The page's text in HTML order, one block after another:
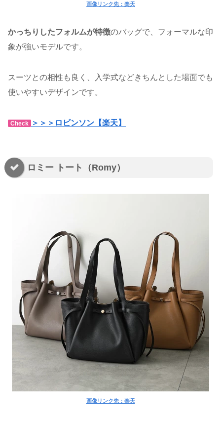
画像リンク先：楽天
かっちりしたフォルムが特徴のバッグで、フォーマルな印
象が強いモデルです。
スーツとの相性も良く、入学式などきちんとした場面でも
使いやすいデザインです。
Check ＞＞＞ロビンソン【楽天】
ロミー トート（Romy）
画像リンク先：楽天